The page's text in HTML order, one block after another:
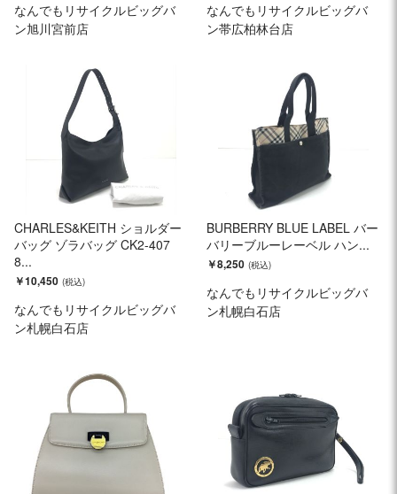
なんでもリサイクルビッグバ
ン旭川宮前店
なんでもリサイクルビッグバ
ン帯広柏林台店
CHARLES&KEITH ショルダー
バッグ ゾラバッグ CK2-407
8...
￥10,450
なんでもリサイクルビッグバ
ン札幌白石店
BURBERRY BLUE LABEL バー
バリーブルーレーベル ハン...
￥8,250
なんでもリサイクルビッグバ
ン札幌白石店